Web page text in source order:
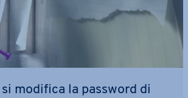
si modifica la password di